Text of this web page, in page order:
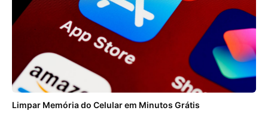
Limpar Memória do Celular em Minutos Grátis